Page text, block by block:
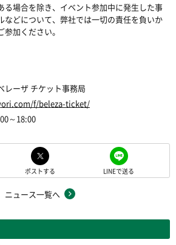
る場合を除き、イベント参加中に発生した事
などについて、弊社では一切の責任を負いか
加ください。
レーザ チケット事務局
f/beleza-ticket/
～18:00
ポストする LINEで送る
ニュース一覧へ